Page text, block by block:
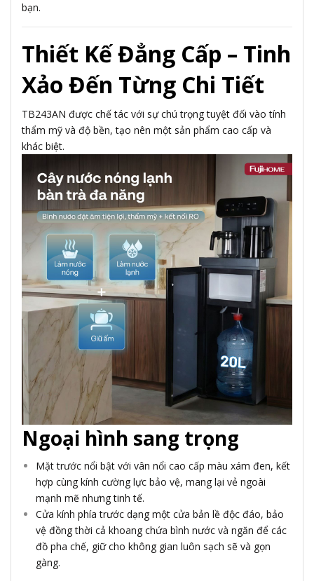
bạn.
Thiết Kế Đẳng Cấp – Tinh
Xảo Đến Từng Chi Tiết
TB243AN được chế tác với sự chú trọng tuyệt đối vào tính
thẩm mỹ và độ bền, tạo nên một sản phẩm cao cấp và
khác biệt.
Ngoại hình sang trọng
Mặt trước nổi bật với vân nổi cao cấp màu xám đen, kết
hợp cùng kính cường lực bảo vệ, mang lại vẻ ngoài
mạnh mẽ nhưng tinh tế.
Cửa kính phía trước dạng một cửa bản lề độc đáo, bảo
vệ đồng thời cả khoang chứa bình nước và ngăn để các
đồ pha chế, giữ cho không gian luôn sạch sẽ và gọn
gàng.